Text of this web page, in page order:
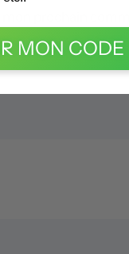
prochain
MON CODE